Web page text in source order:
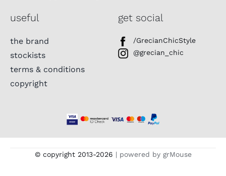
useful
the brand
stockists
terms & conditions
copyright
get social
/GrecianChicStyle
@grecian_chic
© copyright 2013-2026 | powered by grMouse